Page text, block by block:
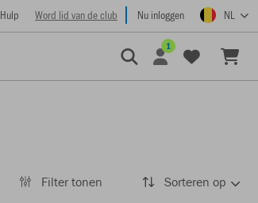
Hulp Word lid van de club Nu inloggen NL
1
Filter tonen Sorteren op